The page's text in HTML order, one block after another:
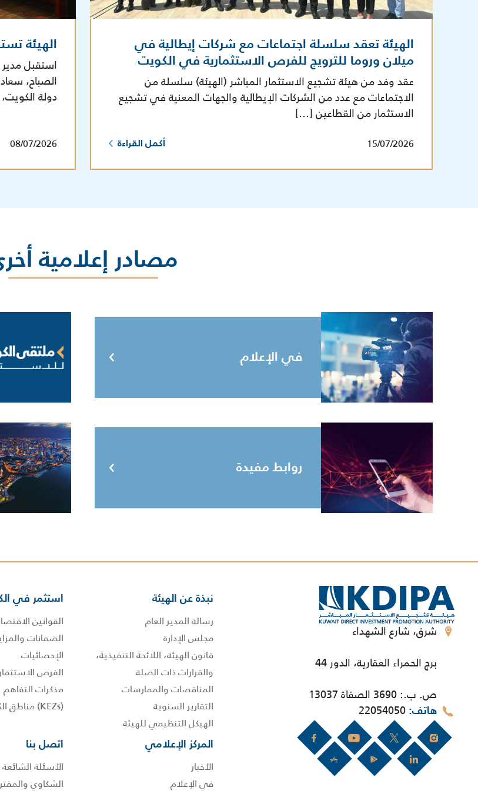
الهيئة تعقد سلسلة اجتماعات مع شركات إيطالية في
ميلان وروما للترويج للفرص الاستثمارية في الكويت
عقد وفد من هيئة تشجيع الاستثمار المباشر (الهيئة) سلسلة من
الاجتماعات مع عدد من الشركات الإيطالية والجهات المعنية في تشجيع
الاستثمار من القطاعين […]
15/07/2026 أكمل القراءة
الهيئة
استقبل مدير
الصباح،
دولة الكويت، بتاريخ 8 يوليو
08/07/2026
مصادر إعلامية
في الإعلام
روابط مفيدة
شرق، شارع الشهداء
برج الحمراء العقارية، الدور 44
ص. ب.: 3690 الصفاة 13037
هاتف
نبذة عن الهيئة
رسالة المدير العام
مجلس الإدارة
قانون الهيئة، اللائحة التنفيذية،
والقرارات ذات الصلة
المناقصات والممارسات
التقارير السنوية
الهيكل التنظيمي للهيئة
استثمر في
القوانين
الضمانات
الإحصائيات
الفرص
مذكرات التفاهم
(KEZs) مناطق الكويت الاقتصادية
المركز الإعلامي
الأخبار
في الإعلام
اتصل بنا
الأسئلة الشائعة
الشكاوي